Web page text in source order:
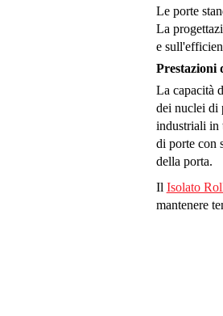
Le porte
La
e
Prestazioni
La capacità
dei nuclei di
industriali in
di porte con
della porta.
Il Isolato
mantenere